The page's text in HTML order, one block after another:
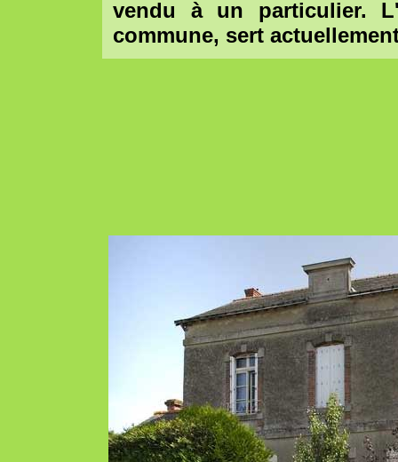
vendu à un particulier.
commune, sert